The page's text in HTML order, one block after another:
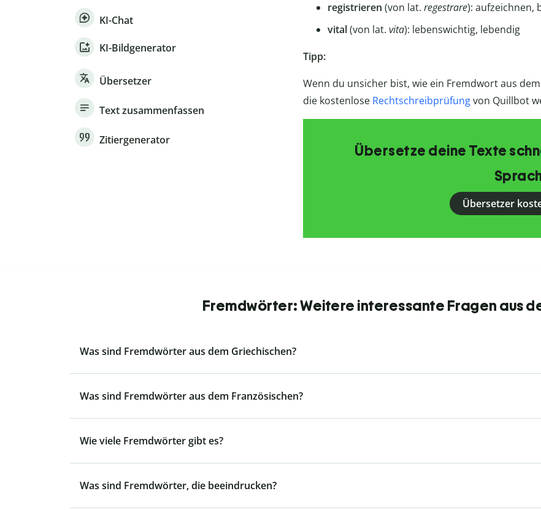
KI-Chat
KI-Bildgenerator
Übersetzer
Text zusammenfassen
Zitiergenerator
registrieren (von lat. regestrare): aufzeichnen,
vital(von lat. vita): lebenswichtig, lebendig
Tipp:
Wenn du unsicher bist, wie ein Fremdwort aus
die kostenlose Rechtschreibprüfungvon Quillbot
Übersetze deine Texte
Übersetzer
Fremdwörter: Weitere interessante Fragen aus
Was sind Fremdwörter aus dem Griechischen?
Was sind Fremdwörter aus dem Französischen?
Wie viele Fremdwörter gibt es?
Was sind Fremdwörter, die beeindrucken?